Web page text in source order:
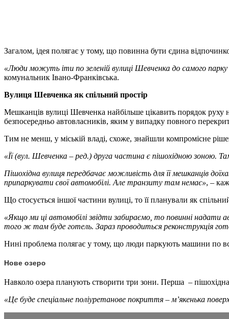
Загалом, ідея полягає у тому, що повинна бути єдина
«Люди можуть іти по зеленій вулиці Шевченка до самого
комунальник Івано-Франківська.
Вулиця Шевченка як спільний простір
Мешканців вулиці Шевченка найбільше цікавить порядок руху
безпосередньо автовласників, яким у випадку повного
Тим не менш, у міській владі, схоже, знайшли компромісне
«Її (вул. Шевченка – ред.) друга частина є пішохідною зоною.
Пішохідна вулиця передбачає можливість для її мешканців
припаркувати свої автомобілі. Але транзиту там немає», –
Що стосується іншої частини вулиці, то її планували як
«Якщо ми ці автомобілі звідти забираємо, то повинні
того ж там буде готель. Зараз проводиться реконструкція
Нині проблема полягає у тому, що люди паркують машини по
Нове озеро
Навколо озера планують створити три зони. Перша – пішохідна,
«Це буде спеціальне поліуретанове покриття – м’якенька